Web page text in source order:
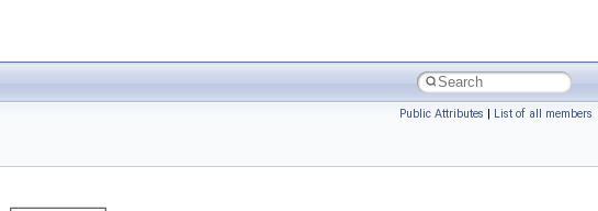
Public Attributes | List of all members